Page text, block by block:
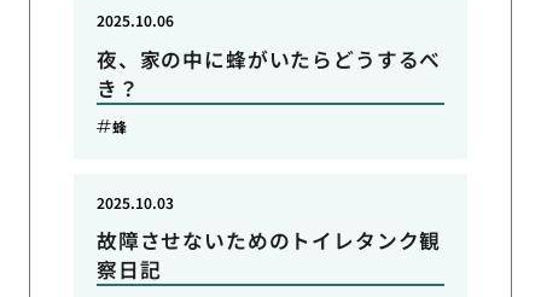
夜、家の中に蜂がいたらどうするべ
き？
2025.10.06
蜂
故障させないためのトイレタンク観
察日記
2025.10.03